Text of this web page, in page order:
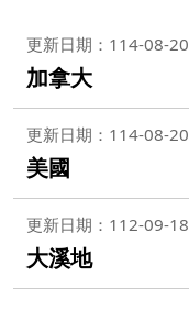
更新日期：114-08-20
加拿大
更新日期：114-08-20
美國
更新日期：112-09-18
大溪地